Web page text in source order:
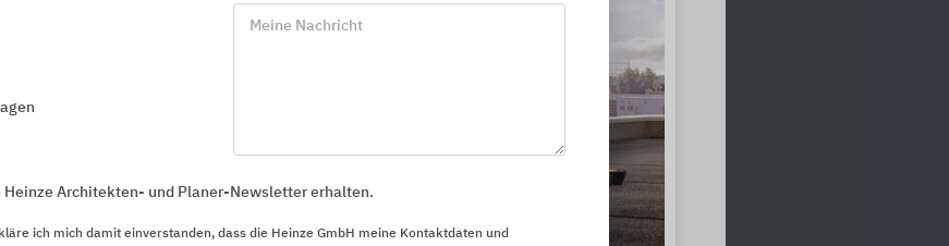
Meine Nachricht
Heinze Architekten- und Planer-Newsletter erhalten.
ich mich damit einverstanden, dass die Heinze GmbH meine Kontaktdaten und